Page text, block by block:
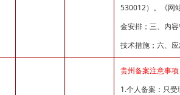
530012）。《网
金安排；三、内
技术措施；六、
贵州备案注意事项
1.个人备案：只